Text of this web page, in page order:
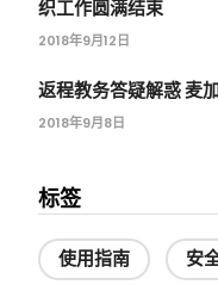
织工作圆满结束
2018年9月12日
返程教务答疑解惑 麦
2018年9月8日
标签
使用指南 安